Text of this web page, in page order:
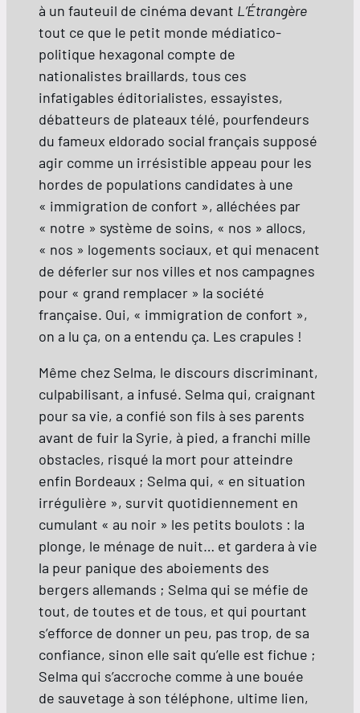
à un fauteuil de cinéma devant L’Étrangère
tout ce que le petit monde médiatico-
politique hexagonal compte de
nationalistes braillards, tous ces
infatigables éditorialistes, essayistes,
débatteurs de plateaux télé, pourfendeurs
du fameux eldorado social français supposé
agir comme un irrésistible appeau pour les
hordes de populations candidates à une
« immigration de confort », alléchées par
« notre » système de soins, « nos » allocs,
« nos » logements sociaux, et qui menacent
de déferler sur nos villes et nos campagnes
pour « grand remplacer » la société
française. Oui, « immigration de confort »,
on a lu ça, on a entendu ça. Les crapules !
Même chez Selma, le discours discriminant,
culpabilisant, a infusé. Selma qui, craignant
pour sa vie, a confié son fils à ses parents
avant de fuir la Syrie, à pied, a franchi mille
obstacles, risqué la mort pour atteindre
enfin Bordeaux ; Selma qui, « en situation
irrégulière », survit quotidiennement en
cumulant « au noir » les petits boulots : la
plonge, le ménage de nuit… et gardera à vie
la peur panique des aboiements des
bergers allemands ; Selma qui se méfie de
tout, de toutes et de tous, et qui pourtant
s’efforce de donner un peu, pas trop, de sa
confiance, sinon elle sait qu’elle est fichue ;
Selma qui s’accroche comme à une bouée
de sauvetage à son téléphone, ultime lien,